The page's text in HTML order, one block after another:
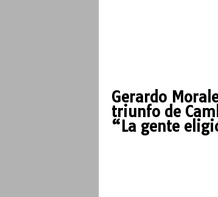
Gerardo
triunfo de
“La gente